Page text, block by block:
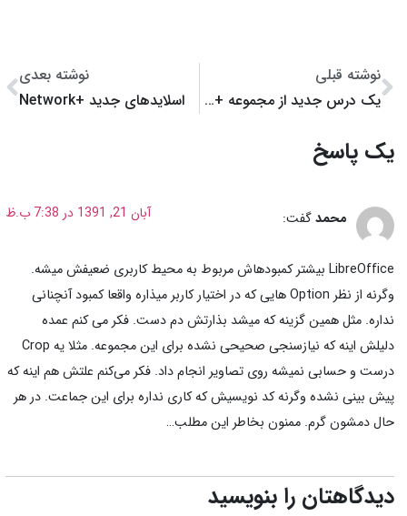
نوشته قبلی
یک درس جدید از مجموعه +Network آماده شد
نوشته بعدی
اسلایدهای جدید +Network
یک پاسخ
محمد گفت: آبان 21, 1391 در 7:38 ب.ظ
LibreOffice بیشتر کمبودهاش مربوط به محیط کاربری ضعیفش میشه.
وگرنه از نظر Option هایی که در اختیار کاربر میذاره واقعا کمبود آنچنانی
نداره. مثل همین گزینه که میشد بذارتش دم دست. فکر می کنم عمده
دلیلش اینه که نیازسنجی صحیحی نشده برای این مجموعه. مثلا یه Crop
درست و حسابی نمیشه روی تصاویر انجام داد. فکر می‌کنم علتش هم اینه که
پیش بینی نشده وگرنه کد نویسیش که کاری نداره برای این جماعت. در هر
حال دمشون گرم. ممنون بخاطر این مطلب…
دیدگاهتان را بنویسید